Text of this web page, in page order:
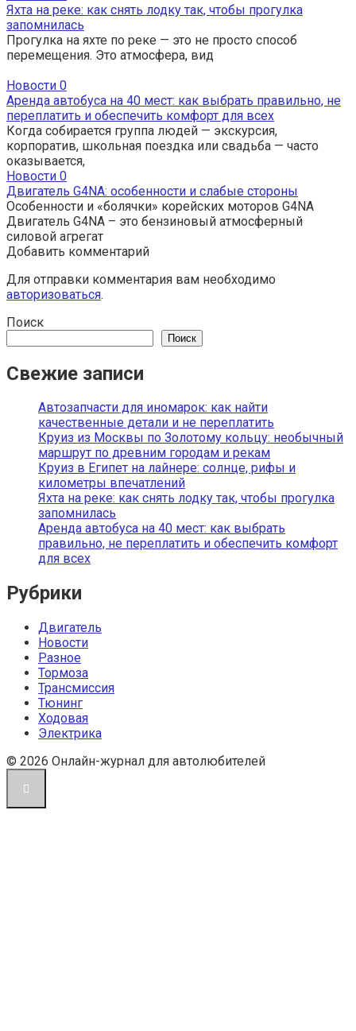
Яхта на реке: как снять лодку так, чтобы прогулка
запомнилась
Прогулка на яхте по реке — это не просто способ
перемещения. Это атмосфера, вид
Новости 0
Аренда автобуса на 40 мест: как выбрать правильно, не
переплатить и обеспечить комфорт для всех
Когда собирается группа людей — экскурсия,
корпоратив, школьная поездка или свадьба — часто
оказывается,
Новости 0
Двигатель G4NA: особенности и слабые стороны
Особенности и «болячки» корейских моторов G4NA
Двигатель G4NA – это бензиновый атмосферный
силовой агрегат
Добавить комментарий
Для отправки комментария вам необходимо
авторизоваться.
Поиск
Поиск
Свежие записи
Автозапчасти для иномарок: как найти
качественные детали и не переплатить
Круиз из Москвы по Золотому кольцу: необычный
маршрут по древним городам и рекам
Круиз в Египет на лайнере: солнце, рифы и
километры впечатлений
Яхта на реке: как снять лодку так, чтобы прогулка
запомнилась
Аренда автобуса на 40 мест: как выбрать
правильно, не переплатить и обеспечить комфорт
для всех
Рубрики
Двигатель
Новости
Разное
Тормоза
Трансмиссия
Тюнинг
Ходовая
Электрика
© 2026 Онлайн-журнал для автолюбителей